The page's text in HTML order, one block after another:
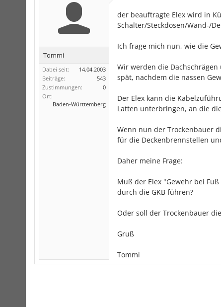
Tommi
Dabei seit:
14.04.2003
Beiträge:
543
Zustimmungen:
0
Ort:
Baden-Württemberg
der beauftragte Elex wird in
Schalter/Steckdosen/Wand-/
Ich frage mich nun, wie die
Wir werden die
spät, nachdem die nassen
Der Elex kann die
Latten unterbringen, an die
Wenn nun der Trockenbauer
für die Deckenbrennstellen
Daher meine Frage:
Muß der Elex "Gewehr bei
durch die GKB führen?
Oder soll der Trockenbauer
Gruß
Tommi